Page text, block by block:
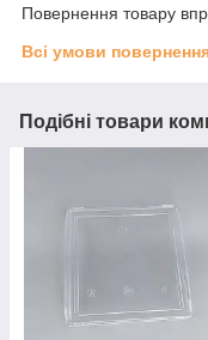
Повернення товару
Всі умови
Подібні товари